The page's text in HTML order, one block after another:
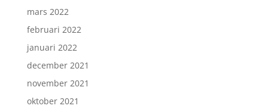
mars 2022
februari 2022
januari 2022
december 2021
november 2021
oktober 2021